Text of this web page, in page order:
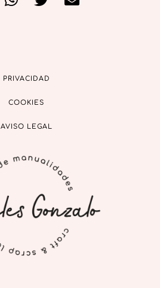
PRIVACIDAD
COOKIES
AVISO LEGAL